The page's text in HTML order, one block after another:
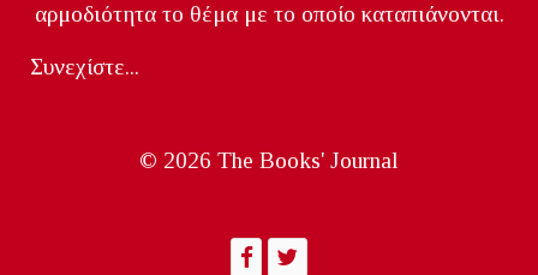
αρμοδιότητα το θέμα με το οποίο καταπιάνονται.
Συνεχίστε...
© 2026 The Books' Journal